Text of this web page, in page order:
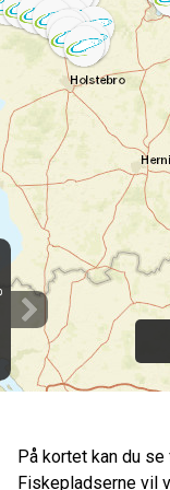
På kortet kan du
Fiskepladserne vil